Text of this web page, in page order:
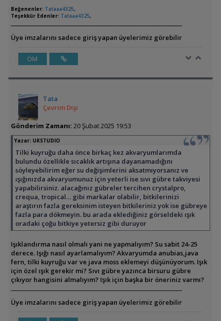
Beğenenler: Tataaa4325,
Teşekkür Edenler: Tataaa4325,
Üye imzalarını sadece giriş yapan üyelerimiz görebilir
ÖM
Tata
Çevrim Dışı
Gönderim Zamanı: 20 Şubat 2025 19:53
Yazar: UKSTUDIO
Tilki kuyruğu daha önce birkaç kez akvaryumlarımda
bulundu özellikle sıcaklık artışına dayanamadığını
söyleyebilirim eğer su değişimlerini aksatmıyorsanız ve
ışığınızda akvaryumunuz için yeterli ise sıvı gübre takviyesi
yapabilirsiniz. alacağınız gübreler tercihen crystalpro,
crequa, tropical… gibi markalar olabilir, bitkilerinizi
araştırın fazla gereksinim isteyen bitkileriniz yok ise gübreye
fazla para dökmeyin. bu arada eklediğiniz görseldeki ışık
oradaki çoğu bitkiye yetersiz gibi duruyor
Işıklandırma nasıl olmalı yani ne yapmalıyım? Su sabit 24-25
derece. Işığı nasıl ayarlamalıyım? Akvaryumda anubias,java
fern, tilki kuyruğu var ve java moss eklemeyi düşünüyorum. Işık
için özel ışık gerekir mi? Sıvı gübre yazınca birsuru gübre
çıkıyor hangisini almalıyım? Işık için başka bir öneriniz varmı?
Üye imzalarını sadece giriş yapan üyelerimiz görebilir